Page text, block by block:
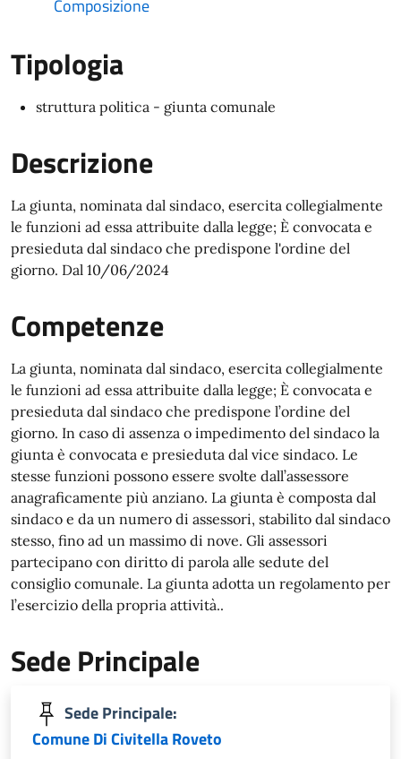
Composizione
Tipologia
struttura politica - giunta comunale
Descrizione
​La giunta, nominata dal sindaco, esercita collegialmente
le funzioni ad essa attribuite dalla legge; È convocata e
presieduta dal sindaco che predispone l'ordine del
giorno. Dal 10/06/2024
Competenze
La giunta, nominata dal sindaco, esercita collegialmente
le funzioni ad essa attribuite dalla legge; È convocata e
presieduta dal sindaco che predispone l’ordine del
giorno. In caso di assenza o impedimento del sindaco la
giunta è convocata e presieduta dal vice sindaco. Le
stesse funzioni possono essere svolte dall’assessore
anagraficamente più anziano. La giunta è composta dal
sindaco e da un numero di assessori, stabilito dal sindaco
stesso, fino ad un massimo di nove. Gli assessori
partecipano con diritto di parola alle sedute del
consiglio comunale. La giunta adotta un regolamento per
l’esercizio della propria attività..
Sede Principale
Sede Principale:
Comune Di Civitella Roveto